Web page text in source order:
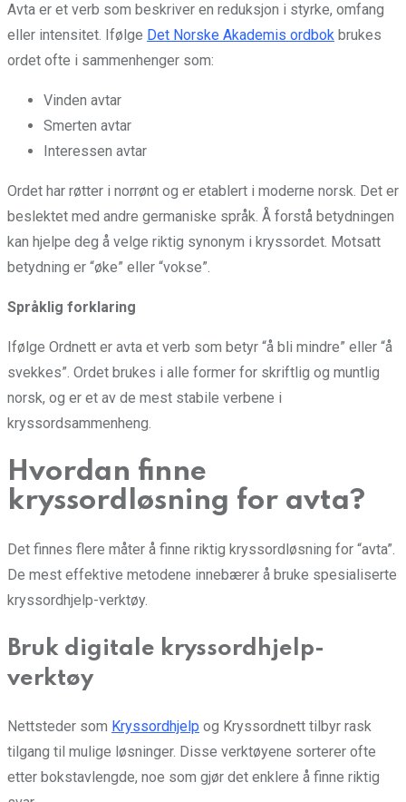
Avta er et verb som beskriver en reduksjon i styrke, omfang
eller intensitet. Ifølge Det Norske Akademis ordbok brukes
ordet ofte i sammenhenger som:
Vinden avtar
Smerten avtar
Interessen avtar
Ordet har røtter i norrønt og er etablert i moderne norsk. Det er
beslektet med andre germaniske språk. Å forstå betydningen
kan hjelpe deg å velge riktig synonym i kryssordet. Motsatt
betydning er “øke” eller “vokse”.
Språklig forklaring
Ifølge Ordnett er avta et verb som betyr “å bli mindre” eller “å
svekkes”. Ordet brukes i alle former for skriftlig og muntlig
norsk, og er et av de mest stabile verbene i
kryssordsammenheng.
Hvordan finne
kryssordløsning for avta?
Det finnes flere måter å finne riktig kryssordløsning for “avta”.
De mest effektive metodene innebærer å bruke spesialiserte
kryssordhjelp-verktøy.
Bruk digitale kryssordhjelp-
verktøy
Nettsteder som Kryssordhjelp og Kryssordnett tilbyr rask
tilgang til mulige løsninger. Disse verktøyene sorterer ofte
etter bokstavlengde, noe som gjør det enklere å finne riktig